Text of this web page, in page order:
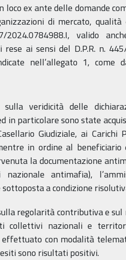
loco ex ante delle domande
di mercato,
2024.0784988.I, valido
rese ai sensi del D.P.R. n.
nell’allegato 1,
veridicità delle
in particolare sono state
Giudiziale, ai Carichi
in ordine al beneficiario
la documentazione
nazionale antimafia),
a condizione
regolarità contributiva e
collettivi nazionali e
con modalità
sono risultati positivi.